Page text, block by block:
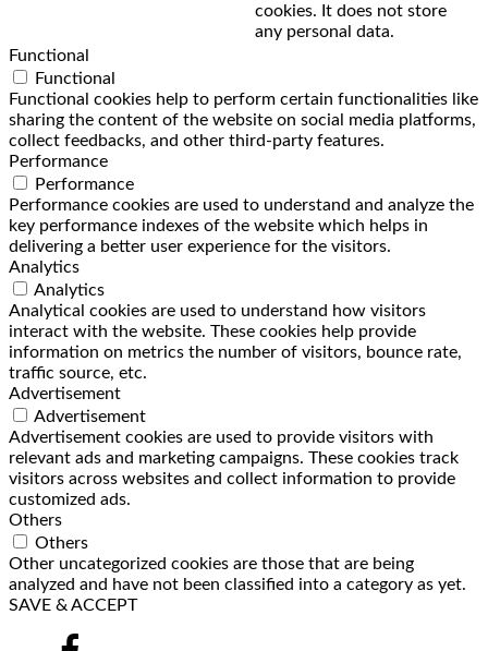
cookies. It does not store
any personal data.
Functional
Functional
Functional cookies help to perform certain functionalities like
sharing the content of the website on social media platforms,
collect feedbacks, and other third-party features.
Performance
Performance
Performance cookies are used to understand and analyze the
key performance indexes of the website which helps in
delivering a better user experience for the visitors.
Analytics
Analytics
Analytical cookies are used to understand how visitors
interact with the website. These cookies help provide
information on metrics the number of visitors, bounce rate,
traffic source, etc.
Advertisement
Advertisement
Advertisement cookies are used to provide visitors with
relevant ads and marketing campaigns. These cookies track
visitors across websites and collect information to provide
customized ads.
Others
Others
Other uncategorized cookies are those that are being
analyzed and have not been classified into a category as yet.
SAVE & ACCEPT